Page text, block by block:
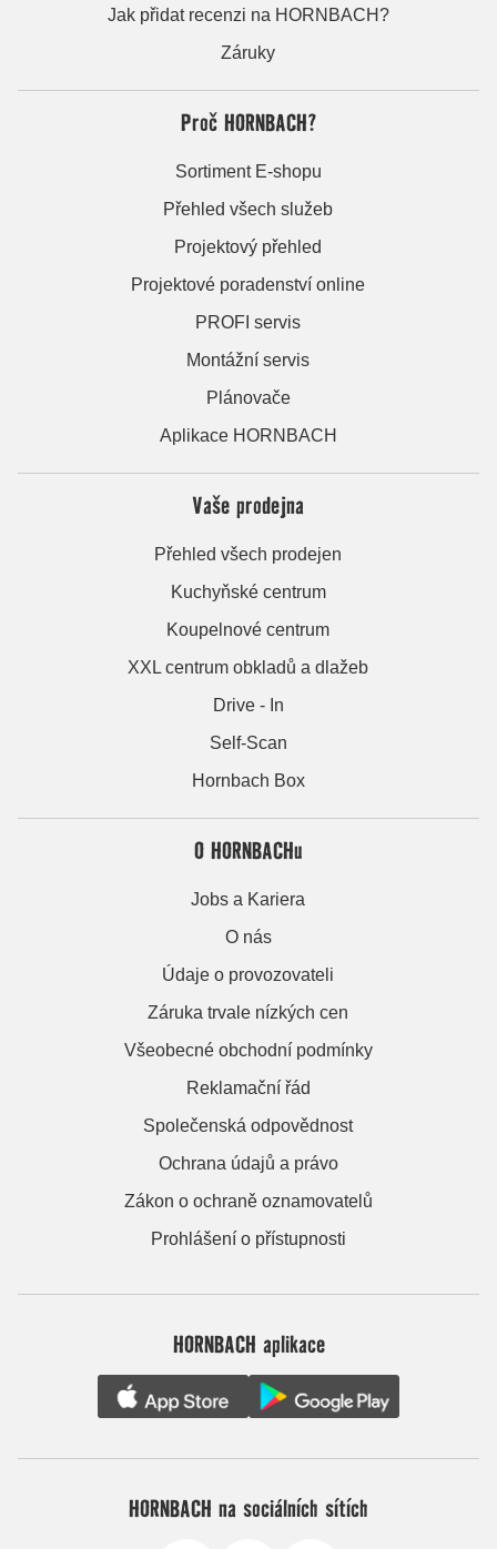
Jak přidat recenzi na HORNBACH?
Záruky
Proč HORNBACH?
Sortiment E-shopu
Přehled všech služeb
Projektový přehled
Projektové poradenství online
PROFI servis
Montážní servis
Plánovače
Aplikace HORNBACH
Vaše prodejna
Přehled všech prodejen
Kuchyňské centrum
Koupelnové centrum
XXL centrum obkladů a dlažeb
Drive - In
Self-Scan
Hornbach Box
O HORNBACHu
Jobs a Kariera
O nás
Údaje o provozovateli
Záruka trvale nízkých cen
Všeobecné obchodní podmínky
Reklamační řád
Společenská odpovědnost
Ochrana údajů a právo
Zákon o ochraně oznamovatelů
Prohlášení o přístupnosti
HORNBACH aplikace
HORNBACH na sociálních sítích